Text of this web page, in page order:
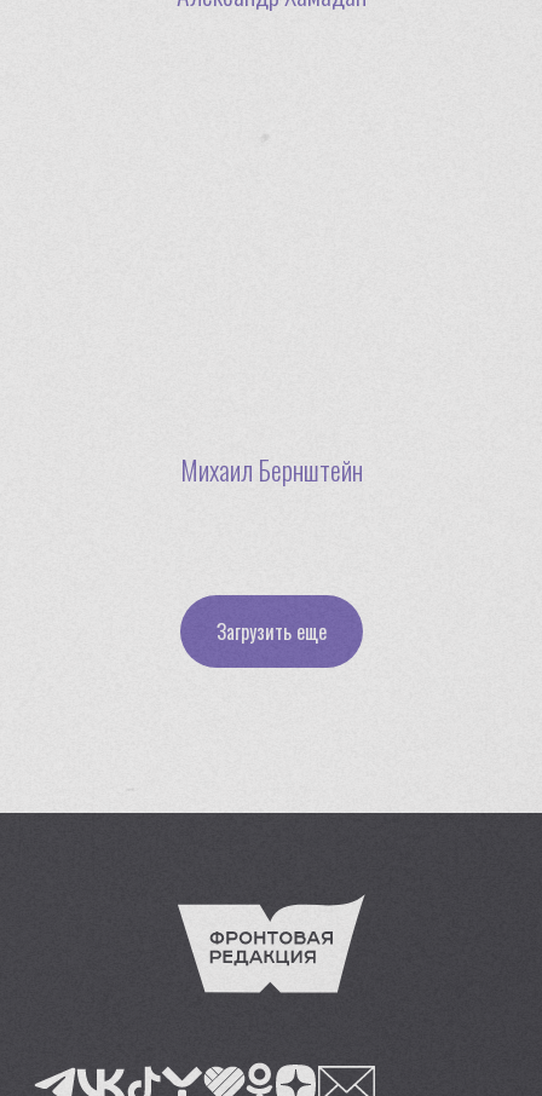
Михаил Бернштейн
Загрузить еще